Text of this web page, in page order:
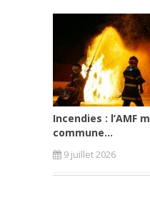
Incendies : l’AMF
commune...
9 juillet 2026